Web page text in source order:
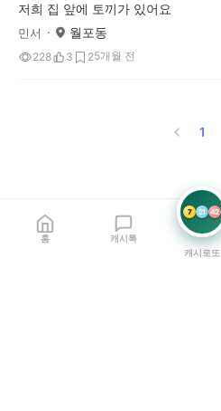
저희 집 앞에 토끼가 있어요
민서 월포동
228 3 25개월 전
1
홈 캐시톡
7 21 42
캐시로또